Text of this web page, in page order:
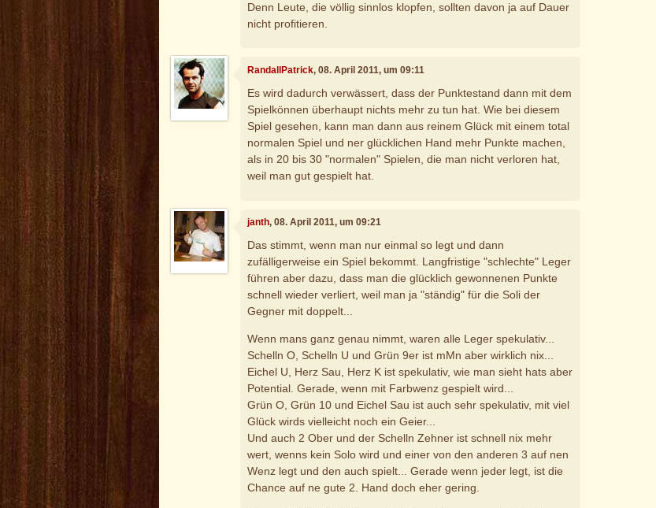
Denn Leute, die völlig sinnlos klopfen, sollten davon ja auf Dauer
nicht profitieren.
RandallPatrick, 08. April 2011, um 09:11
Es wird dadurch verwässert, dass der Punktestand dann mit dem
Spielkönnen überhaupt nichts mehr zu tun hat. Wie bei diesem
Spiel gesehen, kann man dann aus reinem Glück mit einem total
normalen Spiel und ner glücklichen Hand mehr Punkte machen,
als in 20 bis 30 "normalen" Spielen, die man nicht verloren hat,
weil man gut gespielt hat.
janth, 08. April 2011, um 09:21
Das stimmt, wenn man nur einmal so legt und dann
zufälligerweise ein Spiel bekommt. Langfristige "schlechte" Leger
führen aber dazu, dass man die glücklich gewonnenen Punkte
schnell wieder verliert, weil man ja "ständig" für die Soli der
Gegner mit doppelt...
Wenn mans ganz genau nimmt, waren alle Leger spekulativ...
Schelln O, Schelln U und Grün 9er ist mMn aber wirklich nix...
Eichel U, Herz Sau, Herz K ist spekulativ, wie man sieht hats aber
Potential. Gerade, wenn mit Farbwenz gespielt wird...
Grün O, Grün 10 und Eichel Sau ist auch sehr spekulativ, mit viel
Glück wirds vielleicht noch ein Geier...
Und auch 2 Ober und der Schelln Zehner ist schnell nix mehr
wert, wenns kein Solo wird und einer von den anderen 3 auf nen
Wenz legt und den auch spielt... Gerade wenn jeder legt, ist die
Chance auf ne gute 2. Hand doch eher gering.